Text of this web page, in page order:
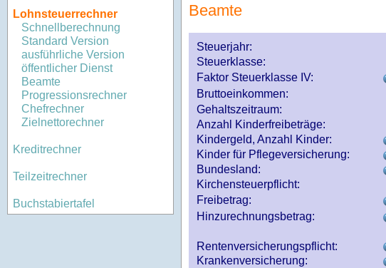
Lohnsteuerrechner
Schnellberechnung
Standard Version
ausführliche Version
öffentlicher Dienst
Beamte
Progressionsrechner
Chefrechner
Zielnettorechner
Kreditrechner
Teilzeitrechner
Buchstabiertafel
Beamte
Steuerjahr:
Steuerklasse:
Faktor Steuerklasse IV:
Bruttoeinkommen:
Gehaltszeitraum:
Anzahl Kinderfreibeträge:
Kindergeld, Anzahl Kinder:
Kinder für Pflegeversicherung:
Bundesland:
Kirchensteuerpflicht:
Freibetrag:
Hinzurechnungsbetrag:
Rentenversicherungspflicht:
Krankenversicherung: